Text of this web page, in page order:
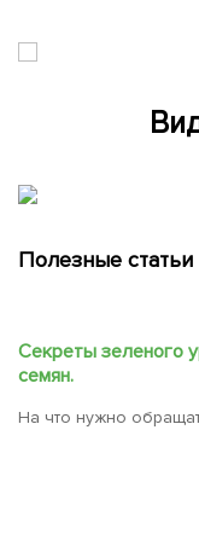
Полезные статьи
Секреты зеленого
семян.
На что нужно